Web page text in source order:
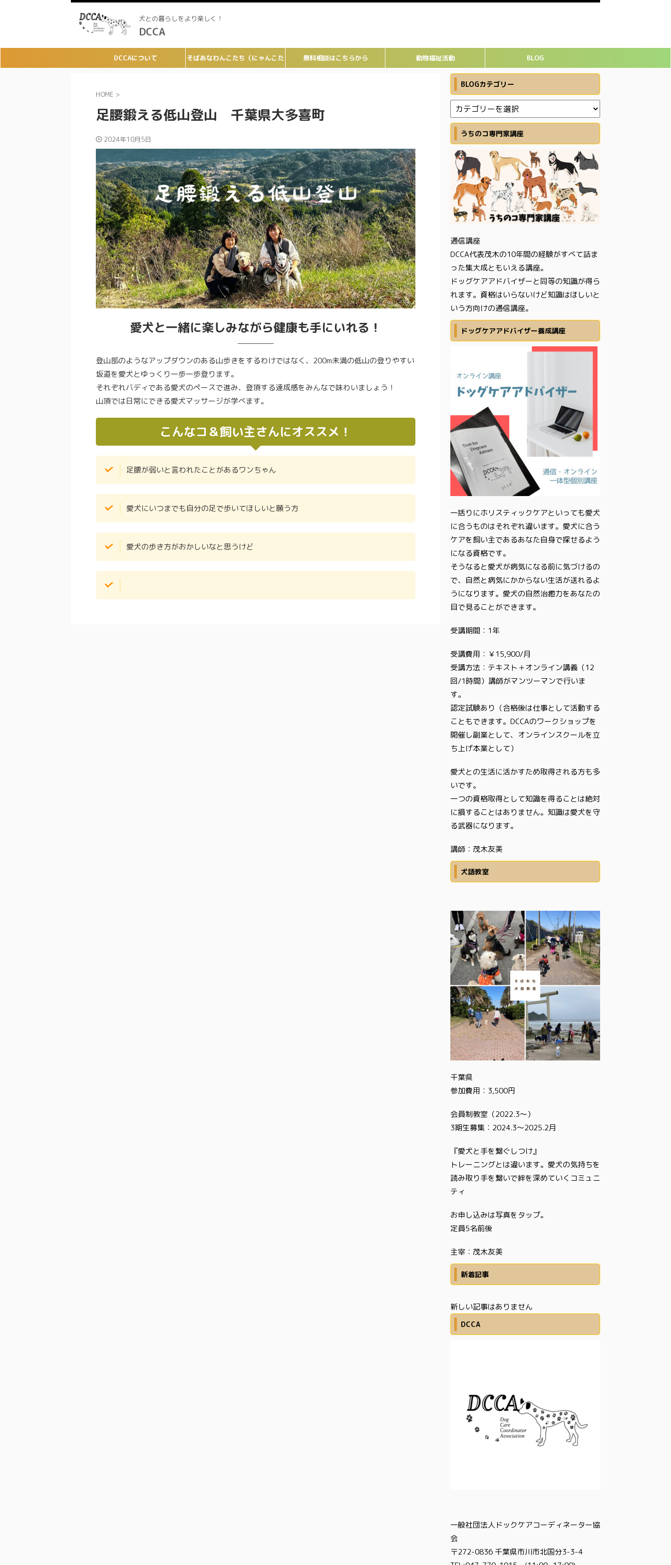
犬との暮らしをより楽しく！
DCCA
DCCAについて そばあなわんこたち（にゃんこた 無料相談はこちらから 動物福祉活動 BLOG
HOME >
足腰鍛える低山登山 千葉県大多喜町
2024年10月5日
愛犬と一緒に楽しみながら健康も手にいれる！
登山部のようなアップダウンのある山歩きをするわけではなく、200m未満の低山の登りやすい
坂道を愛犬とゆっくり一歩一歩登ります。
それぞれバディである愛犬のペースで進み、登頂する達成感をみんなで味わいましょう！
山頂では日常にできる愛犬マッサージが学べます。
こんなコ＆飼い主さんにオススメ！
足腰が弱いと言われたことがあるワンちゃん
愛犬にいつまでも自分の足で歩いてほしいと願う方
愛犬の歩き方がおかしいなと思うけど
BLOGカテゴリー
うちのコ専門家講座
通信講座
DCCA代表茂木の10年間の経験がすべて詰ま
った集大成ともいえる講座。
ドッグケアアドバイザーと同等の知識が得ら
れます。資格はいらないけど知識はほしいと
いう方向けの通信講座。
ドッグケアアドバイザー養成講座
一括りにホリスティックケアといっても愛犬
に合うものはそれぞれ違います。愛犬に合う
ケアを飼い主であるあなた自身で探せるよう
になる資格です。
そうなると愛犬が病気になる前に気づけるの
で、自然と病気にかからない生活が送れるよ
うになります。愛犬の自然治癒力をあなたの
目で見ることができます。
受講期間：1年
受講費用：￥15,900/月
受講方法：テキスト＋オンライン講義（12
回/1時間）講師がマンツーマンで行いま
す。
認定試験あり（合格後は仕事として活動する
こともできます。DCCAのワークショップを
開催し副業として、オンラインスクールを立
ち上げ本業として）
愛犬との生活に活かすため取得される方も多
いです。
一つの資格取得として知識を得ることは絶対
に損することはありません。知識は愛犬を守
る武器になります。
講師：茂木友美
犬語教室
千葉県
参加費用：3,500円
会員制教室（2022.3〜）
3期生募集：2024.3〜2025.2月
『愛犬と手を繋ぐしつけ』
トレーニングとは違います。愛犬の気持ちを
読み取り手を繋いで絆を深めていくコミュニ
ティ
お申し込みは写真をタップ。
定員5名前後
主宰：茂木友美
新着記事
新しい記事はありません
DCCA
一般社団法人ドックケアコーディネーター協
会
〒272-0836 千葉県市川市北国分3-3-4